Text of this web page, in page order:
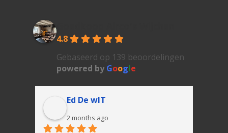
4.8
Gebaseerd op 139 beoordelingen
powered byGoogle
Ed De wIT
2 months ago